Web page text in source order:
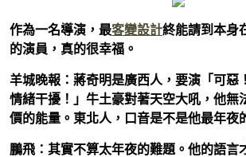
作為一名導演，最客變設計終能請到本身
的演員，真的很幸福。
羊城晚報：蔣奇明是廣西人，要演「可惡
情緒干擾！」牛土豪對著天空大吼，他無
價的能量。東北人，口音是不是他最年夜
鵬飛： 其實不算太年夜的難題。他的語言